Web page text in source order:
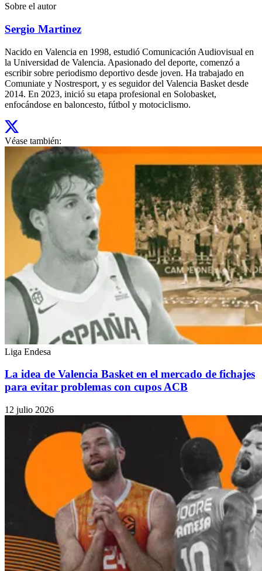
Sobre el autor
Sergio Martinez
Nacido en Valencia en 1998, estudió Comunicación Audiovisual en
la Universidad de Valencia. Apasionado del deporte, comenzó a
escribir sobre periodismo deportivo desde joven. Ha trabajado en
Comuniate y Nostresport, y es seguidor del Valencia Basket desde
2014. En 2023, inició su etapa profesional en Solobasket,
enfocándose en baloncesto, fútbol y motociclismo.
Véase también:
Liga Endesa
La idea de Valencia Basket en el mercado de fichajes
para evitar problemas con cupos ACB
12 julio 2026